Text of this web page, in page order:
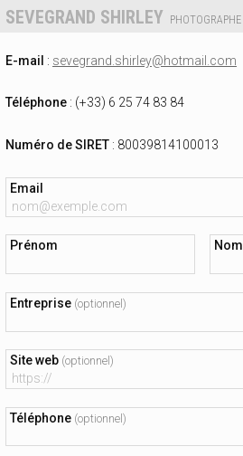
SEVEGRAND SHIRLEY PHOTOGRAPHE
E-mail : sevegrand.shirley@hotmail.com
Téléphone : (+33) 6 25 74 83 84
Numéro de SIRET : 80039814100013
Email
Prénom Nom
Entreprise (optionnel)
Site web (optionnel)
Téléphone (optionnel)